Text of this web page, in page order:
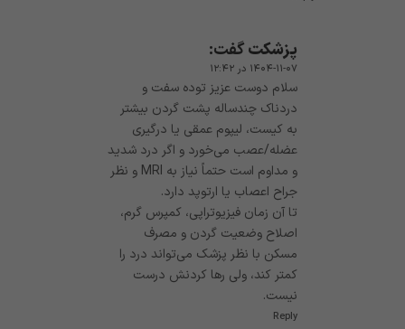
پزشکتگفت:
۱۴۰۴-۱۱-۰۷ در ۱۲:۴۲
سلام دوست عزیز توده سفت و
دردناک چندساله پشت گردن بیشتر
به کیست، لیپوم عمقی یا درگیری
عضله/عصب می‌خورد و اگر درد شدید
و مداوم است حتماً نیاز به MRI و نظر
جراح اعصاب یا ارتوپد دارد.
تا آن زمان فیزیوتراپی، کمپرس گرم،
اصلاح وضعیت گردن و مصرف
مسکن با نظر پزشک می‌تواند درد را
کمتر کند، ولی رها کردنش درست
نیست.
Reply